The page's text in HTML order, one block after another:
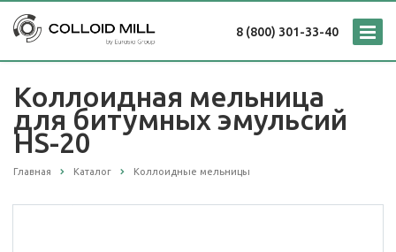
8 (800) 301-33-40
Коллоидная мельница
для битумных эмульсий
HS-20
Главная Каталог Коллоидные мельницы